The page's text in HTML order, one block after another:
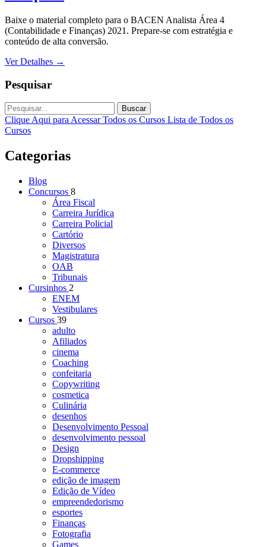
Baixe o material completo para o BACEN Analista Área 4
(Contabilidade e Finanças) 2021. Prepare-se com estratégia e
conteúdo de alta conversão.
Ver Detalhes →
Pesquisar
Buscar
Clique Aqui para Acessar Todos os Cursos Lista de Todos os
Cursos
Categorias
Blog
Concursos 8
Área Fiscal
Carreira Jurídica
Carreira Policial
Cartório
Diversos
Magistratura
OAB
Tribunais
Cursinhos 2
ENEM
Vestibulares
Cursos 39
adulto
Afiliados
cinema
Coaching
confeitaria
Copywriting
cosmetica
Culinária
desenhos
Desenvolvimento Pessoal
desenvolvimento pessoal
Design
Dropshipping
E-commerce
edição de imagem
Edição de Vídeo
empreendedorismo
esportes
Finanças
Fotografia
Games